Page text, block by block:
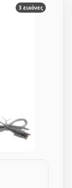
3 εικόνες